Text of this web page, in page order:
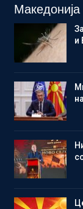
Македонија
и